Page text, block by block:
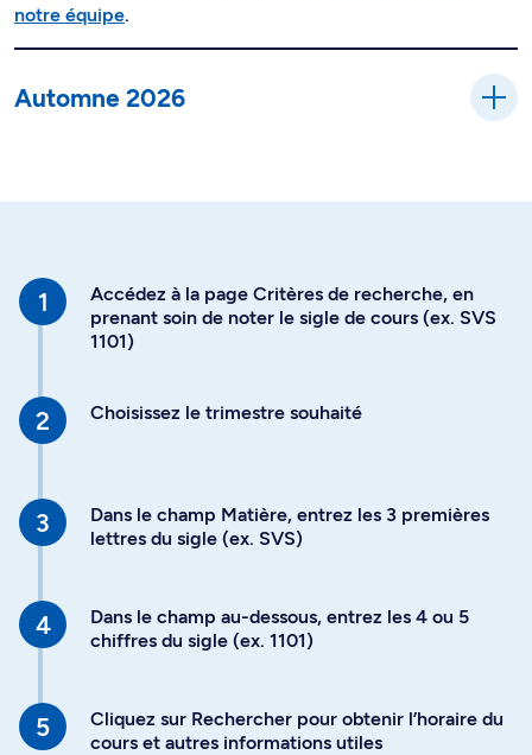
notre équipe.
Automne 2026
Accédez à la page Critères de recherche, en
prenant soin de noter le sigle de cours (ex. SVS
1101)
Choisissez le trimestre souhaité
Dans le champ Matière, entrez les 3 premières
lettres du sigle (ex. SVS)
Dans le champ au-dessous, entrez les 4 ou 5
chiffres du sigle (ex. 1101)
Cliquez sur Rechercher pour obtenir l’horaire du
cours et autres informations utiles